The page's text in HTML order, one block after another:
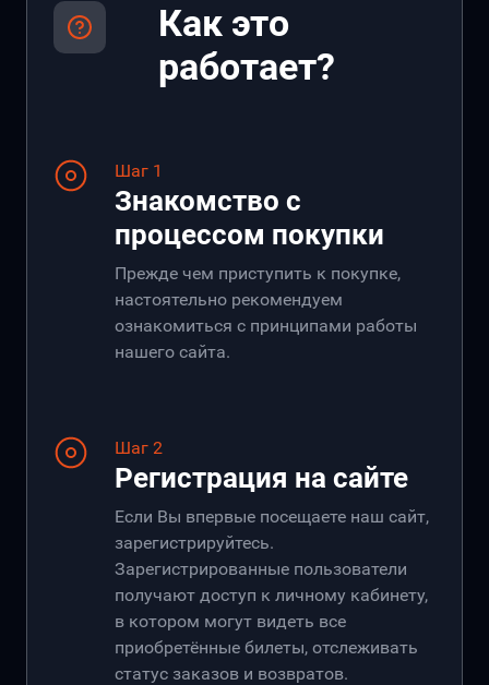
Как это
работает?
Шаг 1
Знакомство с
процессом покупки
Прежде чем приступить к покупке,
настоятельно рекомендуем
ознакомиться с принципами работы
нашего сайта.
Шаг 2
Регистрация на сайте
Если Вы впервые посещаете наш сайт,
зарегистрируйтесь.
Зарегистрированные пользователи
получают доступ к личному кабинету,
в котором могут видеть все
приобретённые билеты, отслеживать
статус заказов и возвратов.